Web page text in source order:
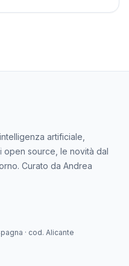
artificiale,
open source, le novità dal
Curato da Andrea
· cod. Alicante